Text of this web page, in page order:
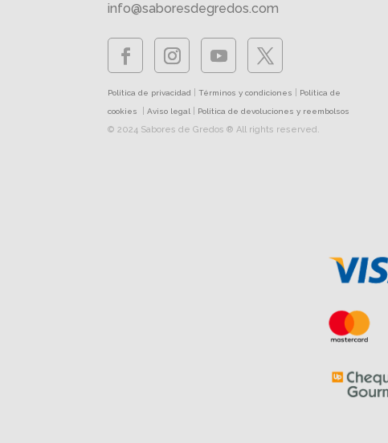
info@saboresdegredos.com
Política de privacidad |Términos y condiciones Política de
cookies |Aviso legal Política de devoluciones y reembolsos
© 2024 Sabores de Gredos ® All rights reserved.